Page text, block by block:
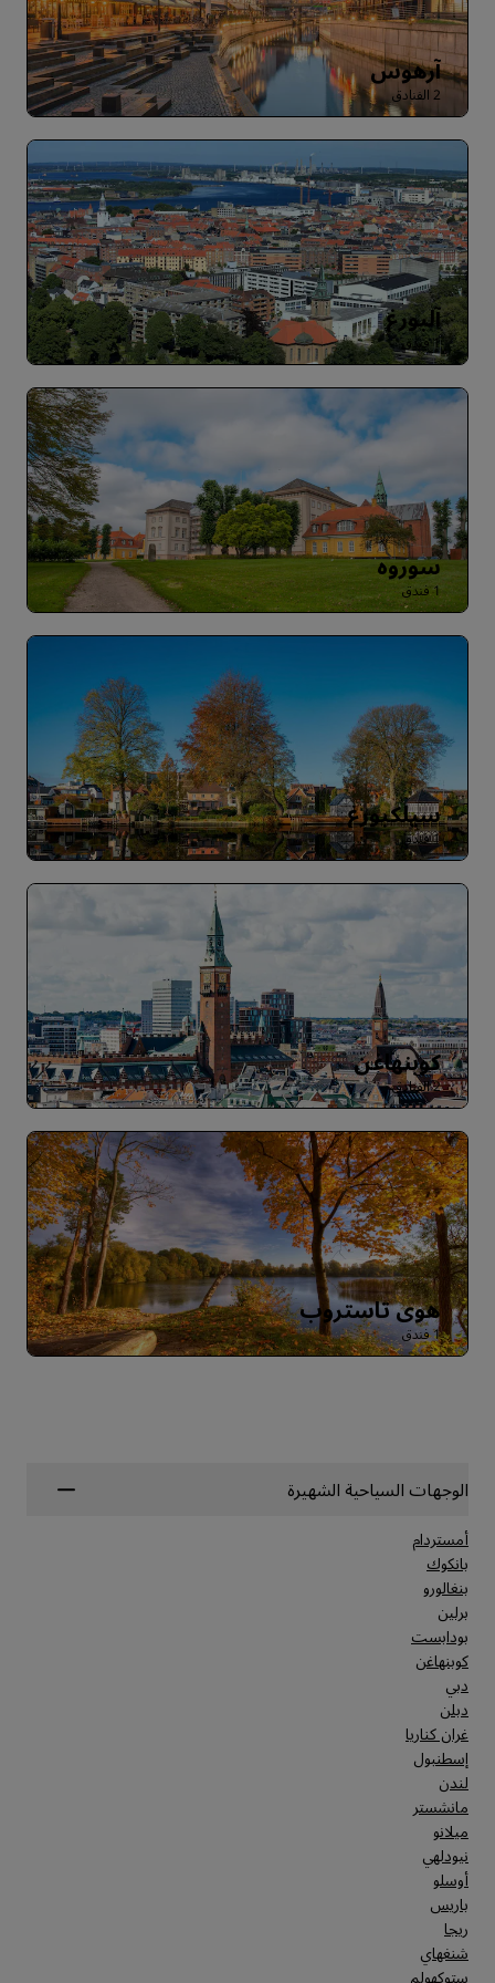
آرهوس
2 الفنادق
آلبورغ
1 فندق
سوروه
1 فندق
سيلكبورغ
1 فندق
كوبنهاغن
2 الفنادق
هوي تاستروب
1 فندق
الوجهات السياحية الشهيرة
أمستردام
بانكوك
بنغالورو
برلين
بودابست
كوبنهاغن
دبي
دبلن
غران كناريا
إسطنبول
لندن
مانشستر
ميلانو
نيودلهي
أوسلو
باريس
ريجا
شنغهاي
ستوكهولم